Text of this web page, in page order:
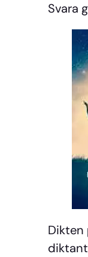
Svara
Dikten